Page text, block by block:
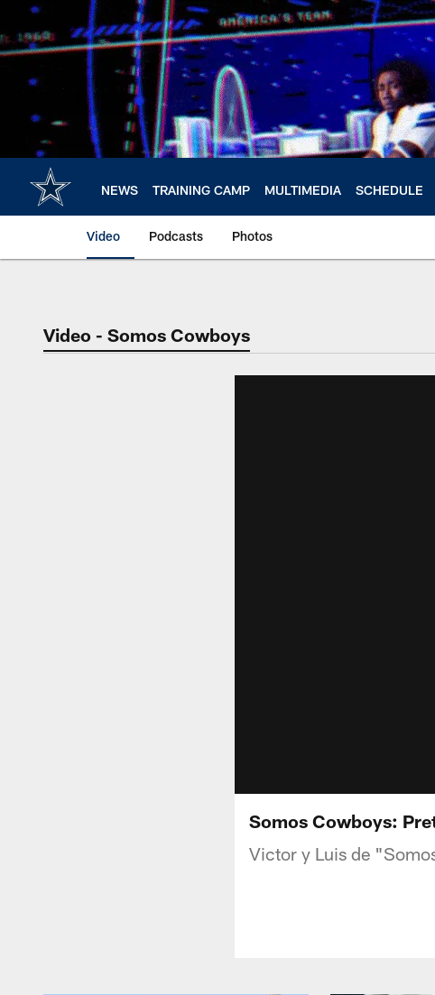
main
content
NEWS TRAINING CAMP MULTIMEDIA SCHEDULE
Video Podcasts Photos
Video - Somos Cowboys
Somos Cowboys:
Victor y Luis de